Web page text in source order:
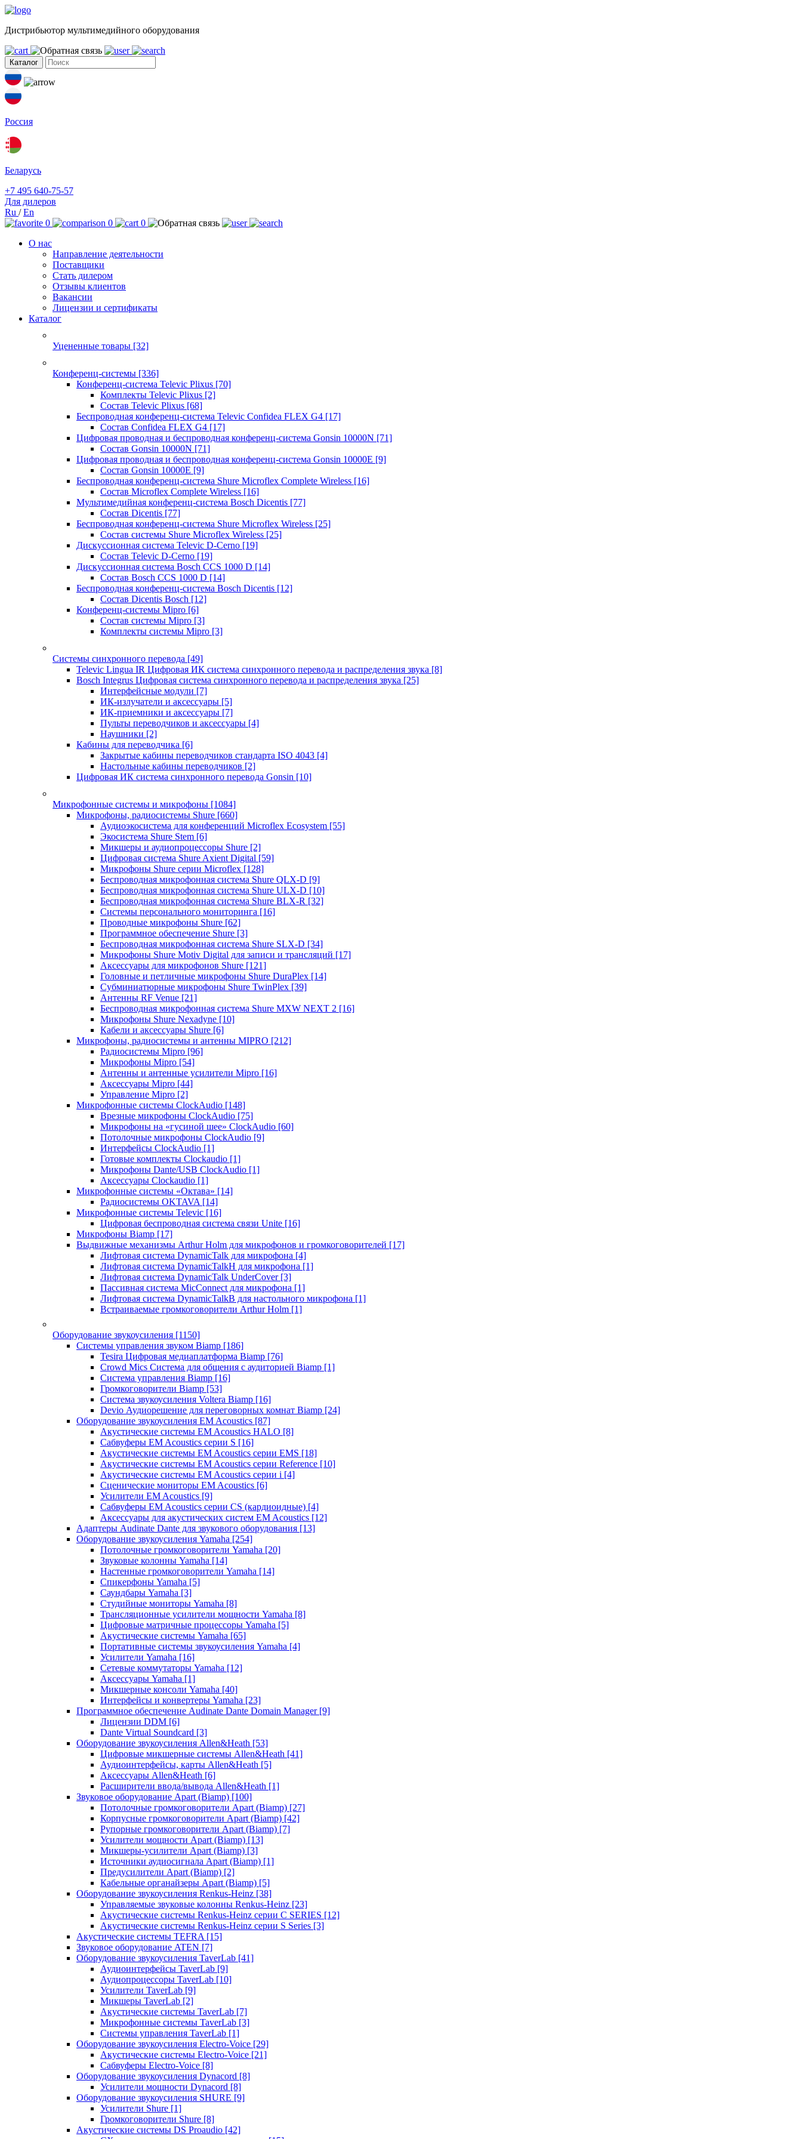
Дистрибьютор мультимедийного оборудования
Каталог
Россия
Беларусь
+7 495 640-75-57
Для дилеров
Ru /En
0
0
0
О нас
Направление деятельности
Поставщики
Стать дилером
Отзывы клиентов
Вакансии
Лицензии и сертификаты
Каталог
Уцененные товары [32]
Конференц-системы [336]
Конференц-система Televic Plixus [70]
Комплекты Televic Plixus [2]
Состав Televic Plixus [68]
Беспроводная конференц-система Televic Confidea FLEX G4 [17]
Состав Confidea FLEX G4 [17]
Цифровая проводная и беспроводная конференц-система Gonsin 10000N [71]
Состав Gonsin 10000N [71]
Цифровая проводная и беспроводная конференц-система Gonsin 10000E [9]
Состав Gonsin 10000E [9]
Беспроводная конференц-система Shure Microflex Complete Wireless [16]
Состав Microflex Complete Wireless [16]
Мультимедийная конференц-система Bosch Dicentis [77]
Состав Dicentis [77]
Беспроводная конференц-система Shure Microflex Wireless [25]
Состав системы Shure Microflex Wireless [25]
Дискуссионная система Televic D-Cerno [19]
Состав Televic D-Cerno [19]
Дискуссионная система Bosch CCS 1000 D [14]
Состав Bosch CCS 1000 D [14]
Беспроводная конференц-система Bosch Dicentis [12]
Состав Dicentis Bosch [12]
Конференц-системы Mipro [6]
Состав системы Mipro [3]
Комплекты системы Mipro [3]
Системы синхронного перевода [49]
Televic Lingua IR Цифровая ИК система синхронного перевода и распределения звука [8]
Bosch Integrus Цифровая система синхронного перевода и распределения звука [25]
Интерфейсные модули [7]
ИК-излучатели и аксессуары [5]
ИК-приемники и аксессуары [7]
Пульты переводчиков и аксессуары [4]
Наушники [2]
Кабины для переводчика [6]
Закрытые кабины переводчиков стандарта ISO 4043 [4]
Настольные кабины переводчиков [2]
Цифровая ИК система синхронного перевода Gonsin [10]
Микрофонные системы и микрофоны [1084]
Микрофоны, радиосистемы Shure [660]
Аудиоэкосистема для конференций Microflex Ecosystem [55]
Экосистема Shure Stem [6]
Микшеры и аудиопроцессоры Shure [2]
Цифровая система Shure Axient Digital [59]
Микрофоны Shure серии Microflex [128]
Беспроводная микрофонная система Shure QLX-D [9]
Беспроводная микрофонная система Shure ULX-D [10]
Беспроводная микрофонная система Shure BLX-R [32]
Системы персонального мониторинга [16]
Проводные микрофоны Shure [62]
Программное обеспечение Shure [3]
Беспроводная микрофонная система Shure SLX-D [34]
Микрофоны Shure Motiv Digital для записи и трансляций [17]
Аксессуары для микрофонов Shure [121]
Головные и петличные микрофоны Shure DuraPlex [14]
Субминиатюрные микрофоны Shure TwinPlex [39]
Антенны RF Venue [21]
Беспроводная микрофонная система Shure MXW NEXT 2 [16]
Микрофоны Shure Nexadyne [10]
Кабели и аксессуары Shure [6]
Микрофоны, радиосистемы и антенны MIPRO [212]
Радиосистемы Mipro [96]
Микрофоны Mipro [54]
Антенны и антенные усилители Mipro [16]
Аксессуары Mipro [44]
Управление Mipro [2]
Микрофонные системы ClockAudio [148]
Врезные микрофоны ClockAudio [75]
Микрофоны на «гусиной шее» ClockAudio [60]
Потолочные микрофоны ClockAudio [9]
Интерфейсы ClockAudio [1]
Готовые комплекты Clockaudio [1]
Микрофоны Dante/USB ClockAudio [1]
Аксессуары Clockaudio [1]
Микрофонные системы «Октава» [14]
Радиосистемы OKTAVA [14]
Микрофонные системы Televic [16]
Цифровая беспроводная система связи Unite [16]
Микрофоны Biamp [17]
Выдвижные механизмы Arthur Holm для микрофонов и громкоговорителей [17]
Лифтовая система DynamicTalk для микрофона [4]
Лифтовая система DynamicTalkH для микрофона [1]
Лифтовая система DynamicTalk UnderCover [3]
Пассивная система MicConnect для микрофона [1]
Лифтовая система DynamicTalkB для настольного микрофона [1]
Встраиваемые громкоговорители Arthur Holm [1]
Оборудование звукоусиления [1150]
Системы управления звуком Biamp [186]
Tesira Цифровая медиаплатформа Biamp [76]
Crowd Mics Система для общения с аудиторией Biamp [1]
Система управления Biamp [16]
Громкоговорители Biamp [53]
Система звукоусиления Voltera Biamp [16]
Devio Аудиорешение для переговорных комнат Biamp [24]
Оборудование звукоусиления EM Acoustics [87]
Акустические системы EM Acoustics HALO [8]
Сабвуферы EM Acoustics серии S [16]
Акустические системы EM Acoustics серии EMS [18]
Акустические системы EM Acoustics серии Reference [10]
Акустические системы EM Acoustics серии i [4]
Сценические мониторы EM Acoustics [6]
Усилители EM Acoustics [9]
Сабвуферы EM Acoustics серии CS (кардиоидные) [4]
Аксессуары для акустических систем EM Acoustics [12]
Адаптеры Audinate Dante для звукового оборудования [13]
Оборудование звукоусиления Yamaha [254]
Потолочные громкоговорители Yamaha [20]
Звуковые колонны Yamaha [14]
Настенные громкоговорители Yamaha [14]
Спикерфоны Yamaha [5]
Саундбары Yamaha [3]
Студийные мониторы Yamaha [8]
Трансляционные усилители мощности Yamaha [8]
Цифровые матричные процессоры Yamaha [5]
Акустические системы Yamaha [65]
Портативные системы звукоусиления Yamaha [4]
Усилители Yamaha [16]
Сетевые коммутаторы Yamaha [12]
Аксессуары Yamaha [1]
Микшерные консоли Yamaha [40]
Интерфейсы и конвертеры Yamaha [23]
Программное обеспечение Audinate Dante Domain Manager [9]
Лицензии DDM [6]
Dante Virtual Soundcard [3]
Оборудование звукоусиления Allen&Heath [53]
Цифровые микшерные системы Allen&Heath [41]
Аудиоинтерфейсы, карты Allen&Heath [5]
Аксессуары Allen&Heath [6]
Расширители ввода/вывода Allen&Heath [1]
Звуковое оборудование Apart (Biamp) [100]
Потолочные громкоговорители Apart (Biamp) [27]
Корпусные громкоговорители Apart (Biamp) [42]
Рупорные громкоговорители Apart (Biamp) [7]
Усилители мощности Apart (Biamp) [13]
Микшеры-усилители Apart (Biamp) [3]
Источники аудиосигнала Apart (Biamp) [1]
Предусилители Apart (Biamp) [2]
Кабельные органайзеры Apart (Biamp) [5]
Оборудование звукоусиления Renkus-Heinz [38]
Управляемые звуковые колонны Renkus-Heinz [23]
Акустические системы Renkus-Heinz серии C SERIES [12]
Акустические системы Renkus-Heinz серии S Series [3]
Акустические системы TEFRA [15]
Звуковое оборудование ATEN [7]
Оборудование звукоусиления TaverLab [41]
Аудиоинтерфейсы TaverLab [9]
Аудиопроцессоры TaverLab [10]
Усилители TaverLab [9]
Микшеры TaverLab [2]
Акустические системы TaverLab [7]
Микрофонные системы TaverLab [3]
Системы управления TaverLab [1]
Оборудование звукоусиления Electro-Voice [29]
Акустические системы Electro-Voice [21]
Сабвуферы Electro-Voice [8]
Оборудование звукоусиления Dynacord [8]
Усилители мощности Dynacord [8]
Оборудование звукоусиления SHURE [9]
Усилители Shure [1]
Громкоговорители Shure [8]
Акустические системы DS Proaudio [42]